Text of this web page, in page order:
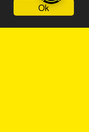
Ok